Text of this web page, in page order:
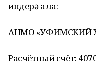
индерә ала:
АНМО «УФИМСКИЙ
Расчётный счёт: